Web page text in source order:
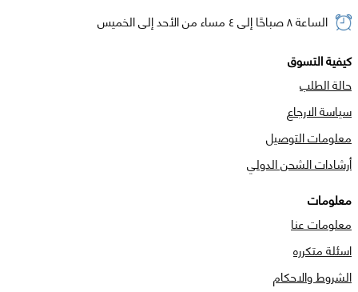
الساعة ٨ صباحًا إلى ٤ مساء من الأحد إلى الخميس
كيفية التسوق
حالة الطلب
سياسة الارجاع
معلومات التوصيل
أرشادات الشحن الدولي
معلومات
معلومات عنا
اسئلة متكرره
الشروط والاحكام